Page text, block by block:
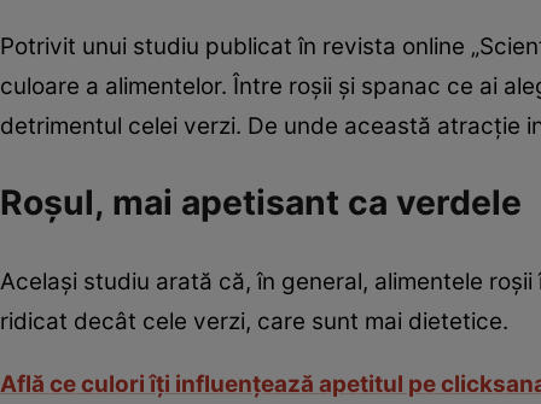
Potrivit unui studiu publicat în revista online
culoare a alimentelor. Între roşii şi spanac ce ai
detrimentul celei verzi. De unde această atracţie
Roşul, mai apetisant ca verdele
Acelaşi studiu arată că, în general, alimentele
ridicat decât cele verzi, care sunt mai dietetice.
Află ce culori îţi influenţează apetitul pe